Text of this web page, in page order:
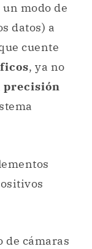
modo de
datos) a
cuente
, ya no
precisión
de cámaras